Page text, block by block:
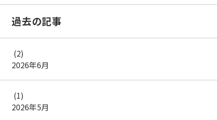
過去の記事
2026年6月
(2)
2026年5月
(1)